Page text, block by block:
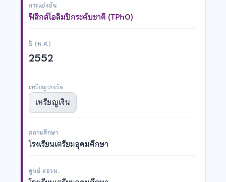
การแข่งขัน
ฟิสิกส์โอลิมปิกระดับชาติ (TPhO)
ปี (พ.ศ.)
2552
เหรียญรางวัล
เหรียญเงิน
สถานศึกษา
โรงเรียนเตรียมอุดมศึกษา
ศูนย์ สอวน.